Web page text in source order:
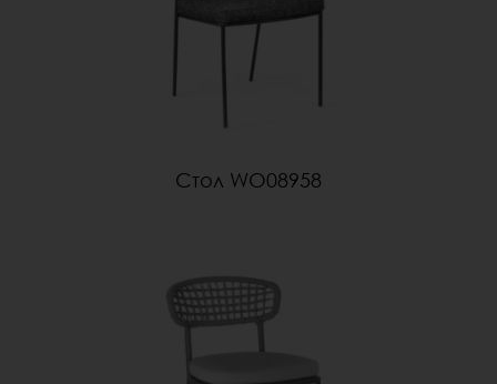
Стол WO08958